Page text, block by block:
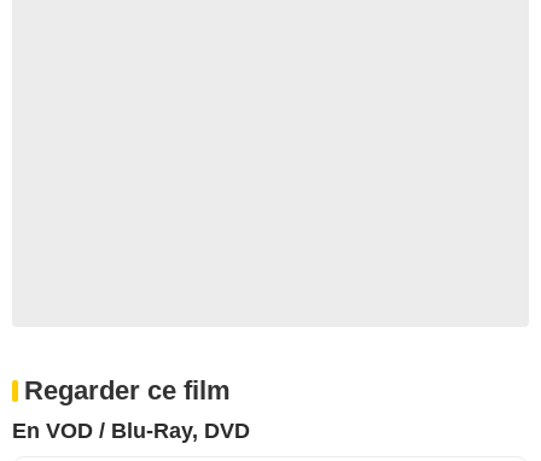
Regarder ce film
En VOD / Blu-Ray, DVD